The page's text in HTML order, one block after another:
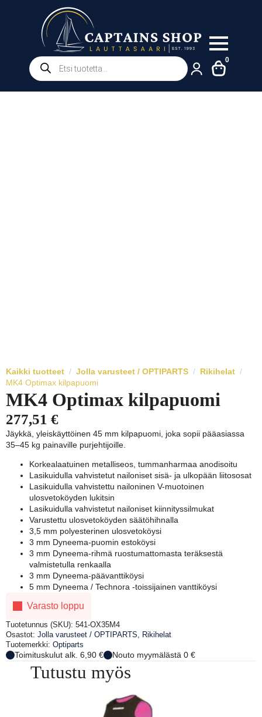
Products
search
0
Kaikki tuotteet Jolla varusteet / OPTIPARTS
Rikihelat
MK4 Optimax kilpapuomi
MK4 Optimax kilpapuomi
277,51 €
Jäykkä, yleiskäyttöinen 45 mm kilpapuomi, joka sopii pääasiassa
35–45 kg painaville purjehtijoille.
Korkealaatuinen metalliseos, tummanharmaa anodisoitu
Lasikuidulla vahvistetut nailoniset sisä- ja ulkopään liitososat
Lasikuidulla vahvistettu nailoninen V-muotoinen
ulosvetoköyden lukitsin
Lasikuidulla vahvistetut nailoniset kiinnityssilmukat
Varustettu ulosvetoköyden säätöhihnalla
3,5 mm polyesterinen ulosvetoköysi
3 mm Dyneema-puomin estoköysi
3 mm Dyneema-rihmä ruostumattomasta teräksestä
valmistetulla renkaalla
3 mm Dyneema-päävanttiköysi
5 mm Dyneema / Technora -toissijainen vanttiköysi
Varasto loppu
Tuotetunnus (SKU): 541-OX35M4
Osastot: Jolla varusteet / OPTIPARTS
Rikihelat
Tuotemerkki: Optiparts
Toimituskulut alk. 6,90 € Nouto myymälästä 0 €
Tutustu myös